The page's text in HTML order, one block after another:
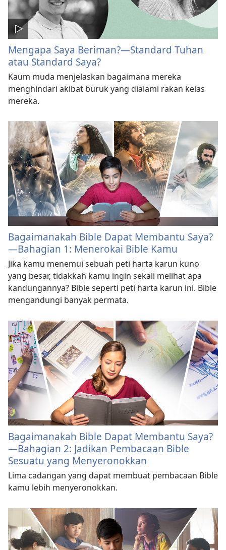
Mengapa Saya Beriman?—Standard Tuhan
atau Standard Saya?
Kaum muda menjelaskan bagaimana mereka
menghindari akibat buruk yang dialami rakan kelas
mereka.
Bagaimanakah Bible Dapat Membantu Saya?​
—Bahagian 1: Menerokai Bible Kamu
Jika kamu menemui sebuah peti harta karun kuno
yang besar, tidakkah kamu ingin sekali melihat apa
kandungannya? Bible seperti peti harta karun ini. Bible
mengandungi banyak permata.
Bagaimanakah Bible Dapat Membantu Saya?​
—Bahagian 2: Jadikan Pembacaan Bible
Sesuatu yang Menyeronokkan
Lima cadangan yang dapat membuat pembacaan Bible
kamu lebih menyeronokkan.